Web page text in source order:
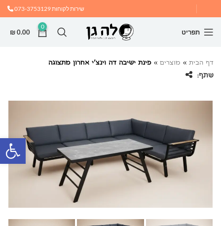
שירות לקוחות073-3753129
תפריט
0
₪0.00
דף הבית » מוצרים » פינת ישיבה דה וינצ’י אחרון מתצוגה
שתף: